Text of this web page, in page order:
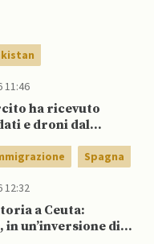
11:46
ha ricevuto
e droni dal
Spagna
12:32
a Ceuta:
un’inversione di